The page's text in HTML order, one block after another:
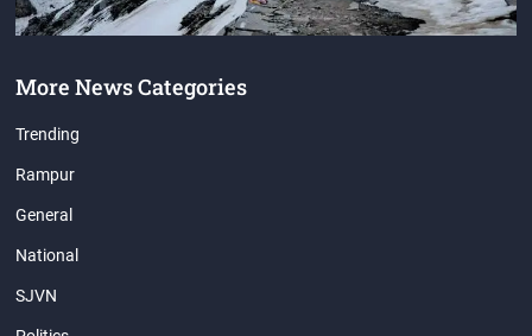
More News Categories
Trending
Rampur
General
National
SJVN